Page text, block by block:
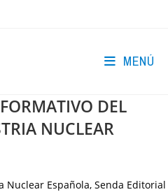
MENÚ
DEL
NUCLEAR
Nuclear Española, Senda Editorial